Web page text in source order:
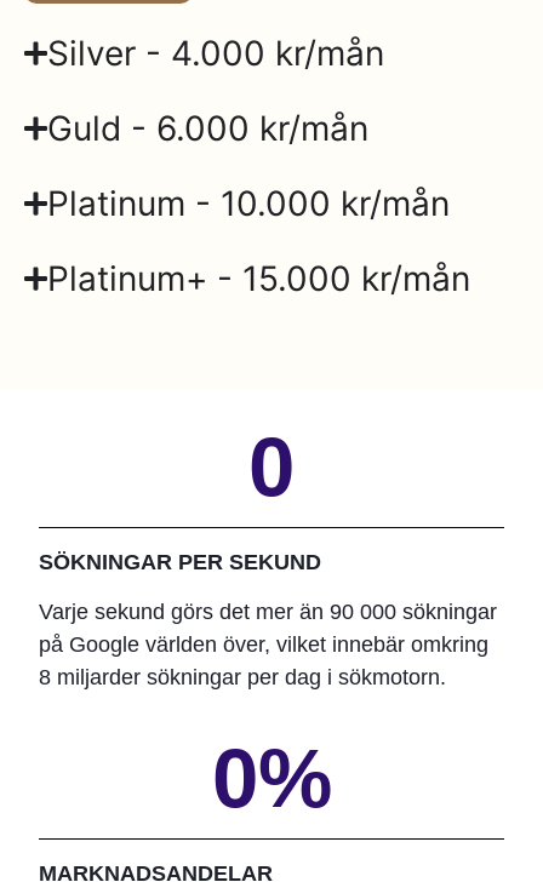
Silver - 4.000 kr/mån
Guld - 6.000 kr/mån
Platinum - 10.000 kr/mån
Platinum+ - 15.000 kr/mån
0
SÖKNINGAR PER SEKUND
Varje sekund görs det mer än 90 000 sökningar
på Google världen över, vilket innebär omkring
8 miljarder sökningar per dag i sökmotorn.
0%
MARKNADSANDELAR